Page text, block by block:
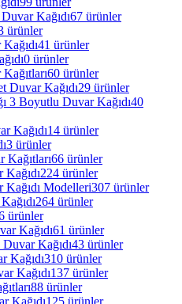
Kağıdı67 ürünler
ürünler
41 ürünler
0 ürünler
60 ürünler
Duvar Kağıdı29 ürünler
3 Boyutlu Duvar Kağıdı40
Kağıdı14 ürünler
3 ürünler
Kağıtları66 ürünler
224 ürünler
Modelleri307 ürünler
264 ürünler
ürünler
Kağıdı61 ürünler
Kağıdı43 ürünler
Kağıdı310 ürünler
Kağıdı137 ürünler
88 ürünler
Kağıdı125 ürünler